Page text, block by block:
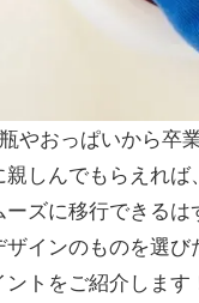
やおっぱいから卒
親しんでもらえれば
ーズに移行できるは
ザインのものを選び
ントをご紹介しま